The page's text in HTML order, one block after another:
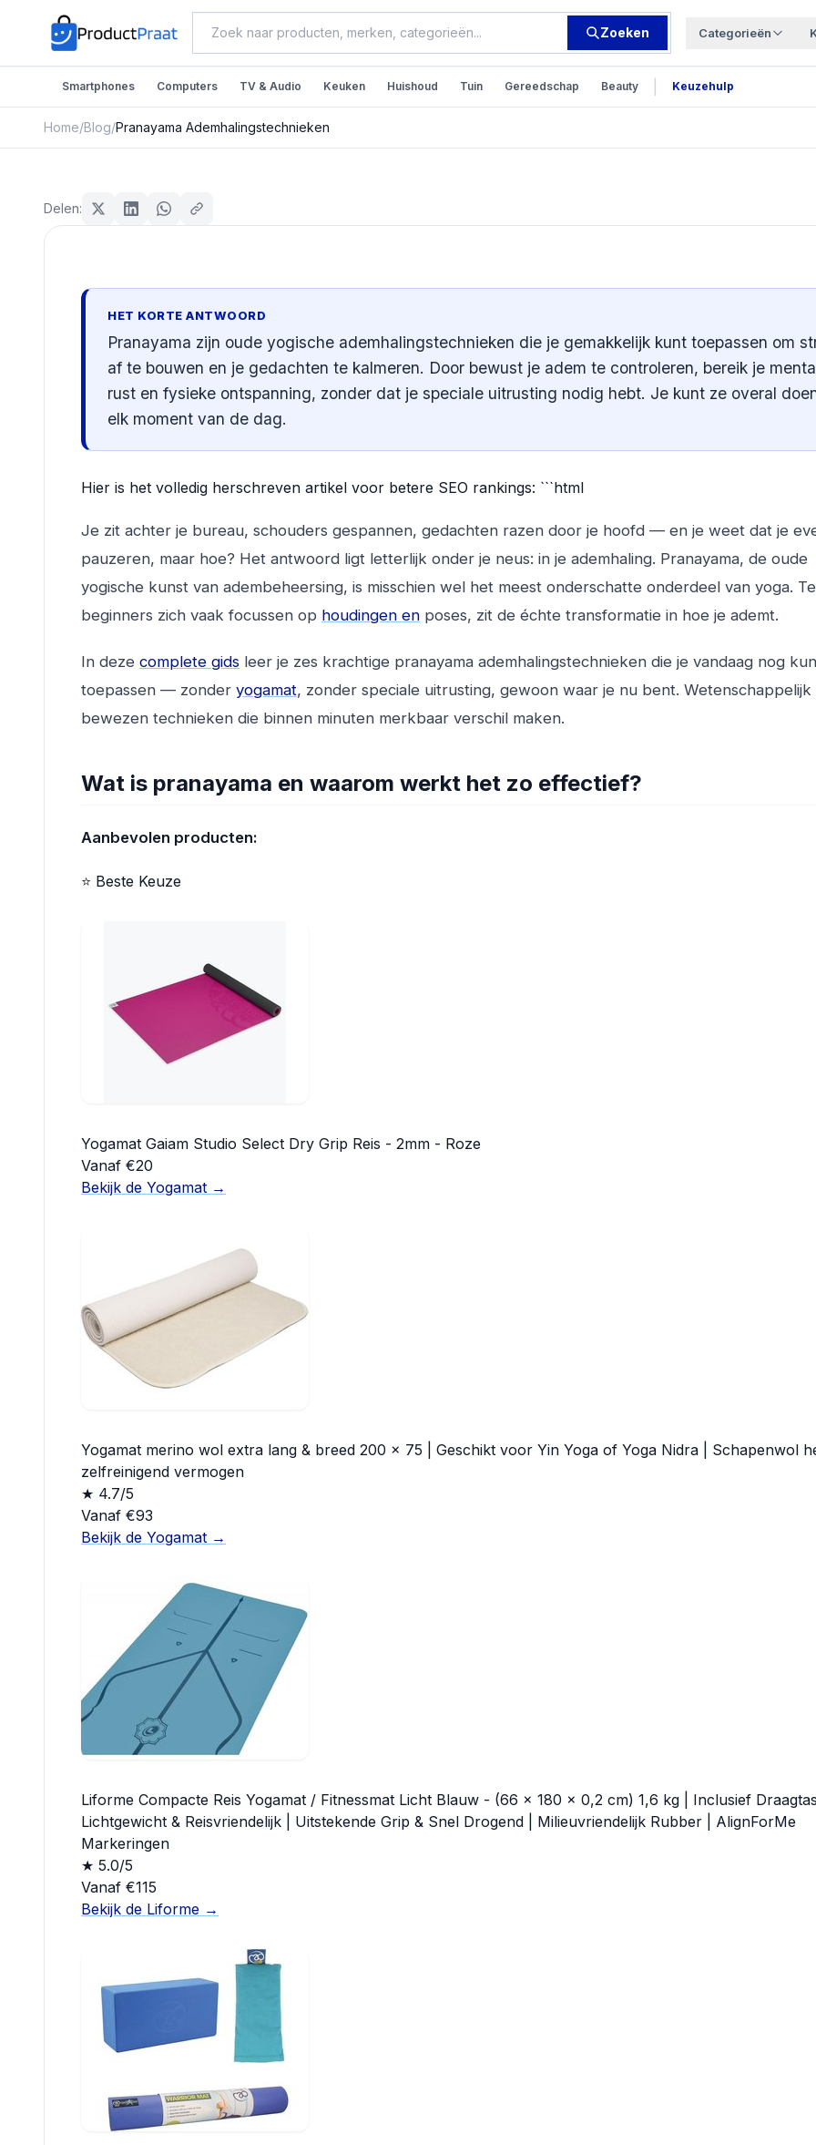
Zoeken Categorieën
Smartphones Computers TV & Audio Keuken Huishoud Tuin Gereedschap Beauty Keuzehulp
Home/Blog/Pranayama Ademhalingstechnieken
Pranayama Ademhalingstechnieken
Delen:
HET KORTE ANTWOORD
Pranayama zijn oude yogische ademhalingstechnieken die je gemakkelijk kunt toepassen om
af te bouwen en je gedachten te kalmeren. Door bewust je adem te controleren, bereik je
rust en fysieke ontspanning, zonder dat je speciale uitrusting nodig hebt. Je kunt ze overal
elk moment van de dag.
Hier is het volledig herschreven artikel voor betere SEO rankings: ```html
Je zit achter je bureau, schouders gespannen, gedachten razen door je hoofd — en je weet dat je
pauzeren, maar hoe? Het antwoord ligt letterlijk onder je neus: in je ademhaling. Pranayama, de oude
yogische kunst van adembeheersing, is misschien wel het meest onderschatte onderdeel van yoga.
beginners zich vaak focussen op houdingen en poses, zit de échte transformatie in hoe je ademt.
In deze complete gids leer je zes krachtige pranayama ademhalingstechnieken die je vandaag nog
toepassen — zonder yogamat, zonder speciale uitrusting, gewoon waar je nu bent. Wetenschappelijk
bewezen technieken die binnen minuten merkbaar verschil maken.
Wat is pranayama en waarom werkt het zo effectief?
Aanbevolen producten:
⭐ Beste Keuze
Yogamat Gaiam Studio Select Dry Grip Reis - 2mm - Roze
Vanaf €20
Bekijk de Yogamat →
Yogamat merino wol extra lang & breed 200 x 75 | Geschikt voor Yin Yoga of Yoga Nidra | Schapenwol
zelfreinigend vermogen
★ 4.7/5
Vanaf €93
Bekijk de Yogamat →
Liforme Compacte Reis Yogamat / Fitnessmat Licht Blauw - (66 x 180 x 0,2 cm) 1,6 kg | Inclusief
Lichtgewicht & Reisvriendelijk | Uitstekende Grip & Snel Drogend | Milieuvriendelijk Rubber | AlignForMe
Markeringen
★ 5.0/5
Vanaf €115
Bekijk de Liforme →